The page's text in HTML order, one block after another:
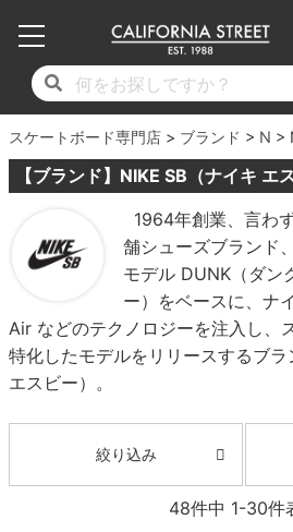
スケートボード専門店 ブランド N
【ブランド】NIKE SB（ナイキ エ
1964年創業、言わ
舗シューズブランド
モデル DUNK（ダン
ー）をベースに、ナ
Air などのテクノロジーを注入し、
特化したモデルをリリースするブラ
エスビー）。
絞り込み
48件中 1-30件
17時までのご注文は当日発
11,000円以上で送料無料
毎月1日はポイント5倍！10日と20日
コンプリートセット（完成品）
デッキ
17時までのご注文は当日発
11,000円以上で送料無料
毎月1日はポイント5倍！10日と20日
デッキ新着一覧
デッキブランド一覧（全てのデッ
サイズからデッキを選ぶ
子供用デッキ
7.0inch以下
7.2inch
7.3inch
7.6inch
17時までのご注文は当日発
11,000円以上で送料無料
毎月1日はポイント5倍！10日と20日
トラック新着一覧
トラックブランド一覧（全てのト
適合デッキサイズから選ぶ
7.0inch以下
7.2inch
7.3inch
7.5inch
7.7inchウィール
17時までのご注文は当日発
11,000円以上で送料無料
毎月1日はポイント5倍！10日と20日
ウィール新着一覧
ウィールブランド一覧（全てのウ
ウィールをサイズから選ぶ
50mm
51mm
52mm
53mm
55mm
スピットファイヤー F4（フォー
ー）
ボーンズ STF（エスティーエフ）
17時までのご注文は当日発
11,000円以上で送料無料
毎月1日はポイント5倍！10日と20日
シューズ新着一覧
シューズブランド一覧
シューズをサイズから選ぶ
20cm
21cm
22cm
22.5cm
23.5cm
サンダル
17時までのご注文は当日発
11,000円以上で送料無料
毎月1日はポイント5倍！10日と20日
Tシャツ
ロングスリーブTシャツ
ジャケット
パーカー
17時までのご注文は当日発
11,000円以上で送料無料
毎月1日はポイント5倍！10日と20日
最新ブログ一覧
カテゴリー
17時までのご注文は当日発
11,000円以上で送料無料
毎月1日はポイント5倍！10日と20日
初心者の方へ
商品情報
スタッフおすすめアイテム
17時までのご注文は当日発
11,000円以上で送料無料
毎月1日はポイント5倍！10日と20日
店舗情報
ショップライダー紹介
スタッフ紹介
カリフォルニアストリートの歴史